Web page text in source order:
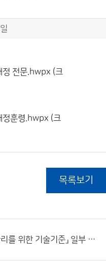
정 전문.hwpx (크
정훈령.hwpx (크
목록보기
「기상관측자료의 품질관리를 위한 기술기준」 일부 개정 알림